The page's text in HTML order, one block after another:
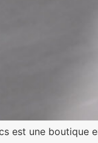
est une boutique